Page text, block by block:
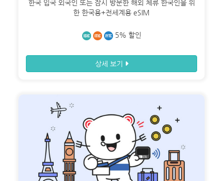
한국 입국 외국인 또는 잠시 방문한 해외 체류 한국인을 위
한 한국용+전세계용 eSIM
5% 할인
상세 보기